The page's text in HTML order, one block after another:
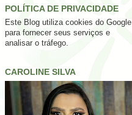
POLÍTICA DE PRIVACIDADE
Este Blog utiliza cookies do Google
para fornecer seus serviços e
analisar o tráfego.
CAROLINE SILVA